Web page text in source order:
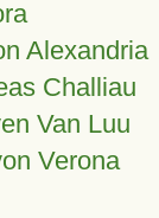
Alexandria
Challiau
Van Luu
Verona